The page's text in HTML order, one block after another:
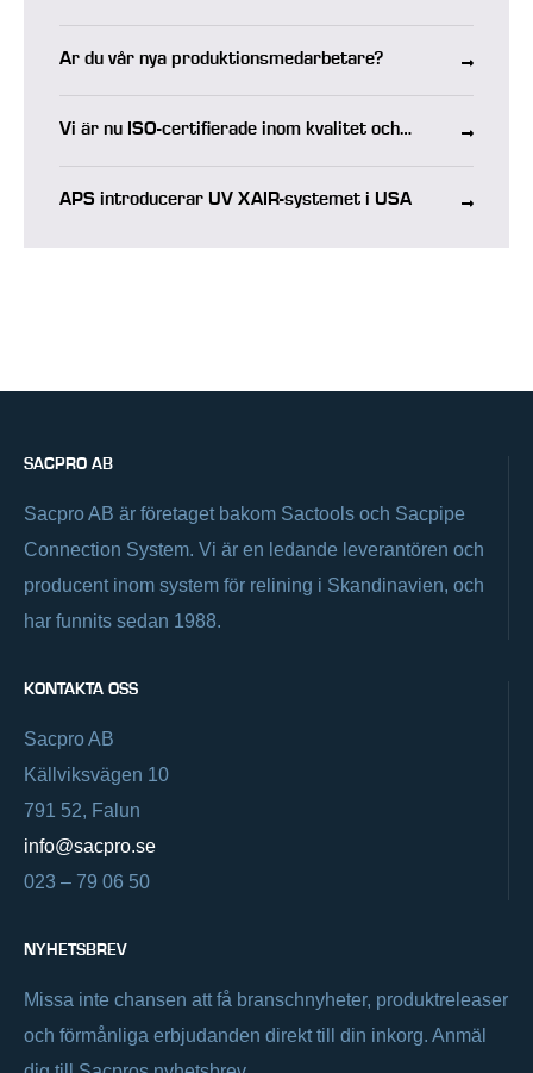
Är du vår nya produktionsmedarbetare?
Vi är nu ISO-certifierade inom kvalitet och
APS introducerar UV XAIR-systemet i USA
SACPRO AB
Sacpro AB är företaget bakom Sactools och Sacpipe
Connection System. Vi är en ledande leverantören och
producent inom system för relining i Skandinavien, och
har funnits sedan 1988.
KONTAKTA OSS
Sacpro AB
Källviksvägen 10
791 52, Falun
info@sacpro.se
023 – 79 06 50
NYHETSBREV
Missa inte chansen att få branschnyheter, produktreleaser
och förmånliga erbjudanden direkt till din inkorg. Anmäl